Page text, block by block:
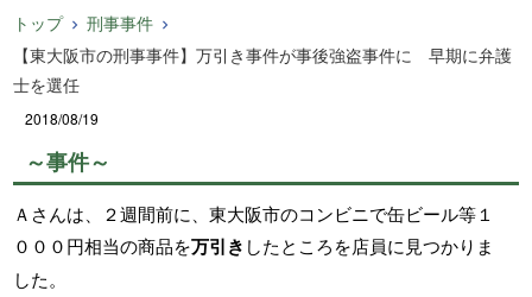
トップ
刑事事件
【東大阪市の刑事事件】万引き事件が事後強盗事件に 早期に弁護
士を選任
2018/08/19
～事件～
Ａさんは、２週間前に、東大阪市のコンビニで缶ビール等１
０００円相当の商品を万引き したところを店員に見つかりま
した。